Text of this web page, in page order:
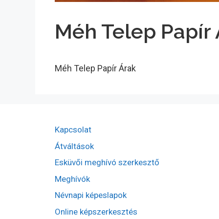
Méh Telep Papír
Méh Telep Papír Árak
Kapcsolat
Átváltások
Esküvői meghívó szerkesztő
Meghívók
Névnapi képeslapok
Online képszerkesztés